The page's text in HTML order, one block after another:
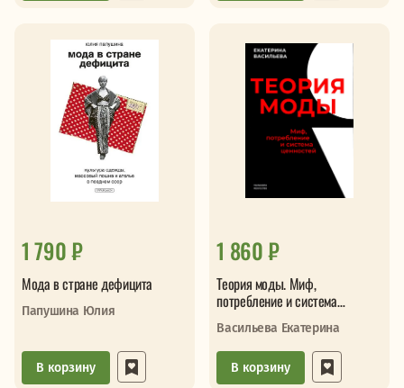
1 790 ₽
Мода в стране дефицита
Папушина Юлия
В корзину
1 860 ₽
Теория моды. Миф,
потребление и система
ценностей
Васильева Екатерина
В корзину